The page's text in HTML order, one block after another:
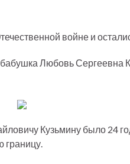
войне и
Любовь Сергеевна
Кузьмину было 24
границу.